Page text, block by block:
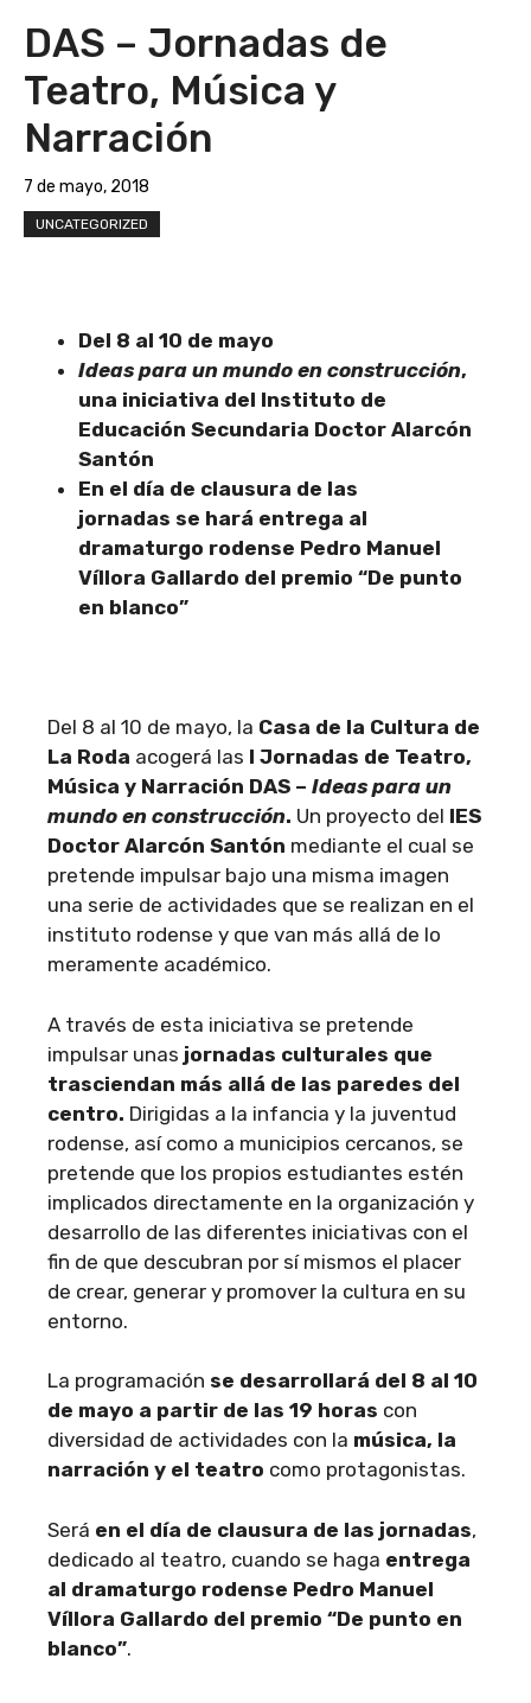
DAS – Jornadas de
Teatro, Música y
Narración
7 de mayo, 2018
UNCATEGORIZED
Del 8 al 10 de mayo
Ideas para un mundo en construcción,
una iniciativa del Instituto de
Educación Secundaria Doctor Alarcón
Santón
En el día de clausura de las
jornadas se hará entrega al
dramaturgo rodense Pedro Manuel
Víllora Gallardo del premio “De punto
en blanco”
Del 8 al 10 de mayo, la Casa de la Cultura de
La Roda acogerá las I Jornadas de Teatro,
Música y Narración DAS – Ideas para un
mundo en construcción. Un proyecto del IES
Doctor Alarcón Santón mediante el cual se
pretende impulsar bajo una misma imagen
una serie de actividades que se realizan en el
instituto rodense y que van más allá de lo
meramente académico.
A través de esta iniciativa se pretende
impulsar unas jornadas culturales que
trasciendan más allá de las paredes del
centro. Dirigidas a la infancia y la juventud
rodense, así como a municipios cercanos, se
pretende que los propios estudiantes estén
implicados directamente en la organización y
desarrollo de las diferentes iniciativas con el
fin de que descubran por sí mismos el placer
de crear, generar y promover la cultura en su
entorno.
La programación se desarrollará del 8 al 10
de mayo a partir de las 19 horas con
diversidad de actividades con la música, la
narración y el teatro como protagonistas.
Será en el día de clausura de las jornadas,
dedicado al teatro, cuando se haga entrega
al dramaturgo rodense Pedro Manuel
Víllora Gallardo del premio “De punto en
blanco”.